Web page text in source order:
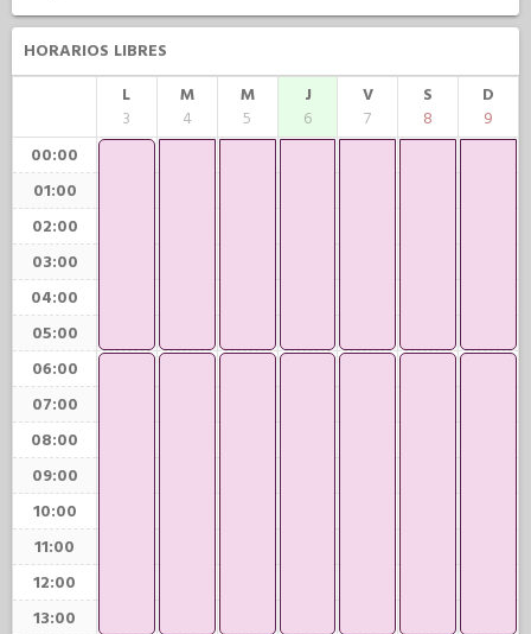
HORARIOS LIBRES
L
3
M
4
M
5
J
6
V
7
S
8
D
9
00:00
01:00
02:00
03:00
04:00
05:00
06:00
07:00
08:00
09:00
10:00
11:00
12:00
13:00